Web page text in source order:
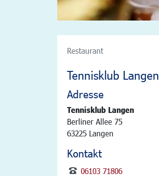
Restaurant
Tennisklub Langen
Adresse
Tennisklub Langen
Berliner Allee 75
63225 Langen
Kontakt
06103 71806